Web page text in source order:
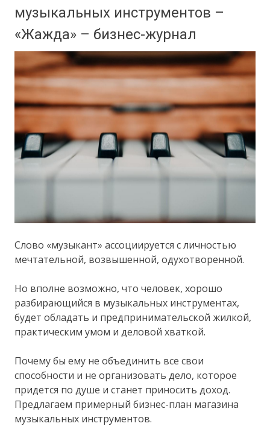
музыкальных инструментов –
«Жажда» – бизнес-журнал
Слово «музыкант» ассоциируется с личностью
мечтательной, возвышенной, одухотворенной.
Но вполне возможно, что человек, хорошо
разбирающийся в музыкальных инструментах,
будет обладать и предпринимательской жилкой,
практическим умом и деловой хваткой.
Почему бы ему не объединить все свои
способности и не организовать дело, которое
придется по душе и станет приносить доход.
Предлагаем примерный бизнес-план магазина
музыкальных инструментов.